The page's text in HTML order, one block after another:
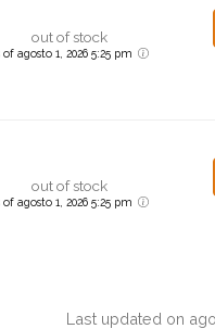
out of stock
of agosto 1, 2026 5:25 pm
out of stock
of agosto 1, 2026 5:25 pm
Last updated on